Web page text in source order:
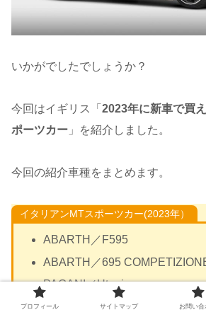
いかがでしたでしょうか？
今回はイギリス「 2023年に新車で買
ポーツカー 」を紹介しました。
今回の紹介車種をまとめます。
イタリアンMTスポーツカー(2023年）
ABARTH／F595
ABARTH／695
PAGANI／Utopia
プロフィール サイトマップ お問い合